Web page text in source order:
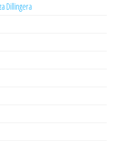
Dillingera